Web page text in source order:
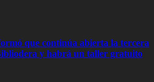
que continúa abierta la tercera
y habrá un taller gratuito